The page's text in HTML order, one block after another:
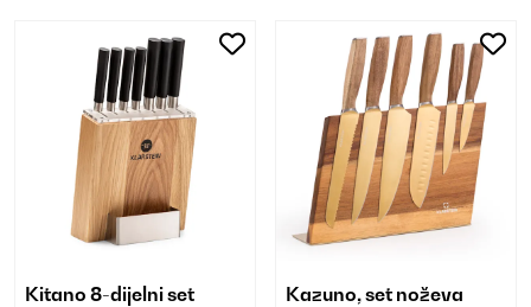
Kitano 8-dijelni set
Kazuno, set noževa